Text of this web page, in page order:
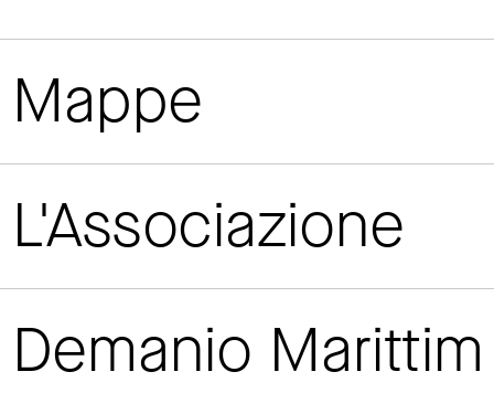
Mappe
L'Associazione
Demanio